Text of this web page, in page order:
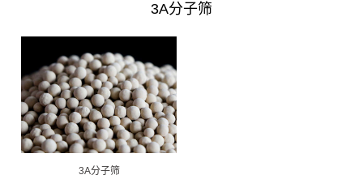
3A分子筛
3A分子筛